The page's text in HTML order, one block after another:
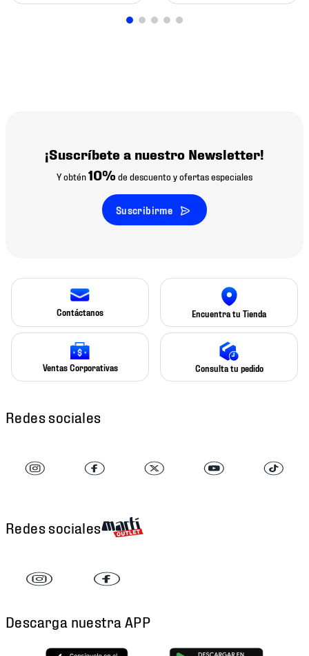
¡Suscríbete a nuestro Newsletter!
Y obtén10% de descuento y ofertas especiales
Suscribirme
Contáctanos Encuentra tu Tienda
Ventas Corporativas Consulta tu pedido
Redes sociales
Redes sociales
Descarga nuestra APP